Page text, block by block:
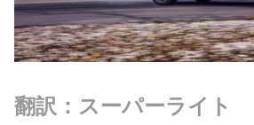
翻訳：スーパーライト